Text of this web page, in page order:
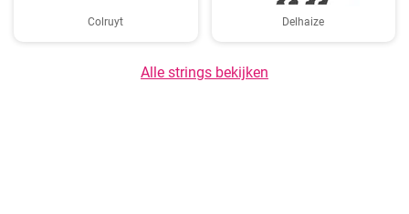
Colruyt Delhaize
Alle strings bekijken